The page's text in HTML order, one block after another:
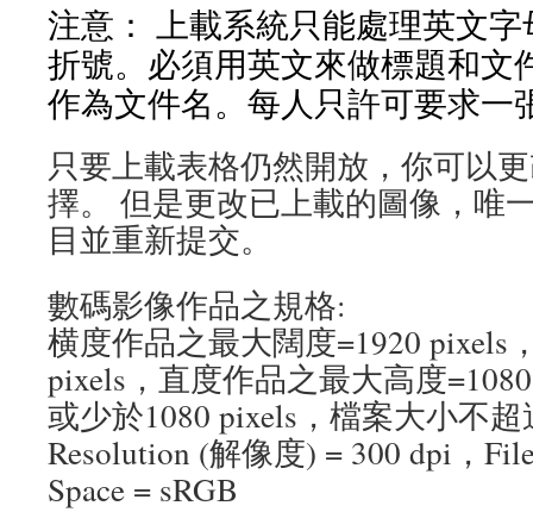
注意： 上載系統只能處理英文
折號。必須用英文來做標題和文
作為文件名。每人只許可要求一
只要上載表格仍然開放，你可以
擇。 但是更改已上載的圖像，唯
目並重新提交。
數碼影像作品之規格:
横度作品之最大闊度=1920 pixels
pixels，直度作品之最大高度
或少於1080 pixels，檔案大小不超
Resolution (解像度) = 300 dpi，
Space = sRGB